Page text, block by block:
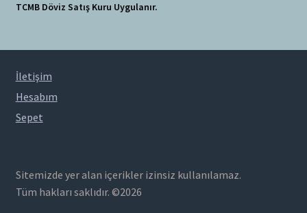
TCMB Döviz Satış Kuru Uygulanır.
İletişim
Hesabım
Sepet
Sitemizde yer alan içerikler izinsiz kullanılamaz.
Tüm hakları saklıdır. ©2026